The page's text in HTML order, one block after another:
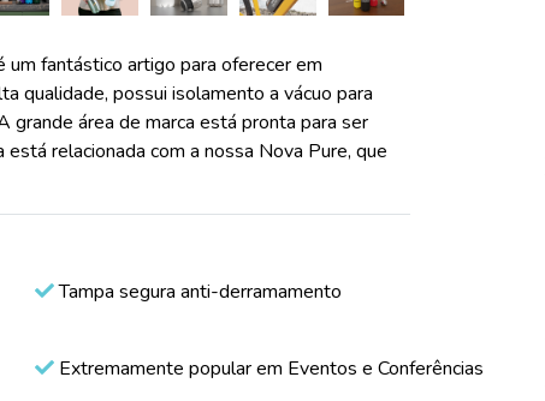
fantástico artigo para oferecer em
qualidade, possui isolamento a vácuo para
área de marca está pronta para ser
relacionada com a nossa Nova Pure, que
Tampa segura anti-derramamento
Extremamente popular em Eventos e Conferências